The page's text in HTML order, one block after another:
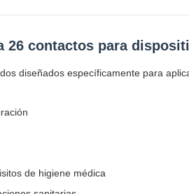
26 contactos para
diseñados específicamente para
de higiene médica